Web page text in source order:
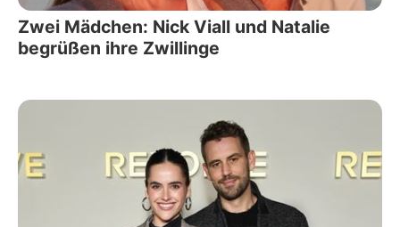
Zwei Mädchen: Nick Viall und Natalie
begrüßen ihre Zwillinge